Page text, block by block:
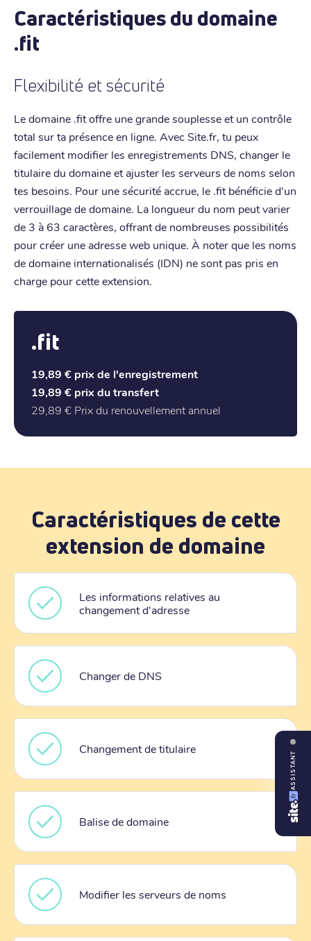
Caractéristiques du domaine
.fit
Flexibilité et sécurité
Le domaine .fit offre une grande souplesse et un contrôle
total sur ta présence en ligne. Avec Site.fr, tu peux
facilement modifier les enregistrements DNS, changer le
titulaire du domaine et ajuster les serveurs de noms selon
tes besoins. Pour une sécurité accrue, le .fit bénéficie d'un
verrouillage de domaine. La longueur du nom peut varier
de 3 à 63 caractères, offrant de nombreuses possibilités
pour créer une adresse web unique. À noter que les noms
de domaine internationalisés (IDN) ne sont pas pris en
charge pour cette extension.
.fit
19,89 € prix de l'enregistrement
19,89 € prix du transfert
29,89 € Prix du renouvellement annuel
Caractéristiques de cette
extension de domaine
Les informations relatives au
changement d'adresse
Changer de DNS
Changement de titulaire
Balise de domaine
Modifier les serveurs de noms
ASSISTANT